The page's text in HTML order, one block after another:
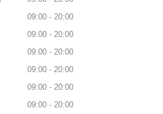
09:00
20:00
09:00
20:00
09:00
20:00
09:00
20:00
09:00
20:00
09:00 20:00